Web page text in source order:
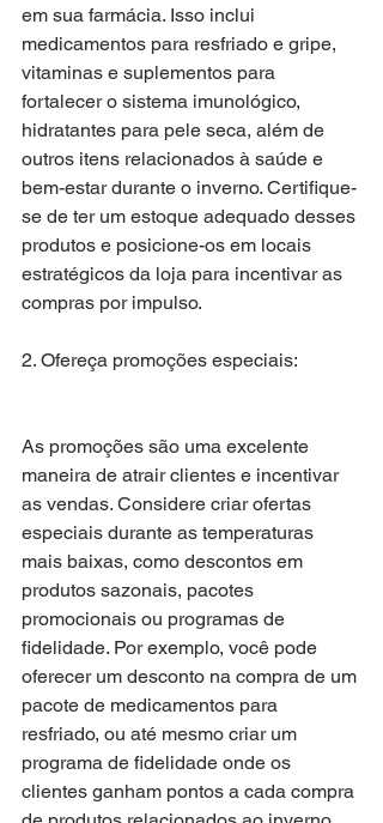
em sua farmácia. Isso inclui
medicamentos para resfriado e gripe,
vitaminas e suplementos para
fortalecer o sistema imunológico,
hidratantes para pele seca, além de
outros itens relacionados à saúde e
bem-estar durante o inverno. Certifique-
se de ter um estoque adequado desses
produtos e posicione-os em locais
estratégicos da loja para incentivar as
compras por impulso.
2. Ofereça promoções especiais:
As promoções são uma excelente
maneira de atrair clientes e incentivar
as vendas. Considere criar ofertas
especiais durante as temperaturas
mais baixas, como descontos em
produtos sazonais, pacotes
promocionais ou programas de
fidelidade. Por exemplo, você pode
oferecer um desconto na compra de um
pacote de medicamentos para
resfriado, ou até mesmo criar um
programa de fidelidade onde os
clientes ganham pontos a cada compra